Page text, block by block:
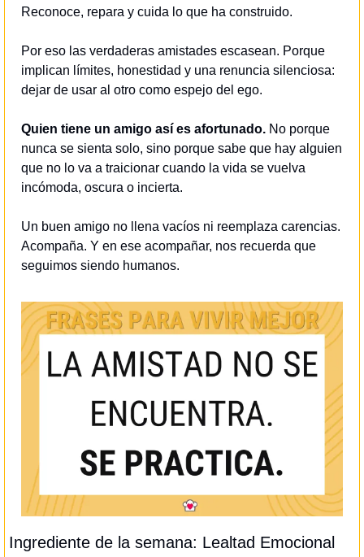
Reconoce, repara y cuida lo que ha construido.
Por eso las verdaderas amistades escasean. Porque
implican límites, honestidad y una renuncia silenciosa:
dejar de usar al otro como espejo del ego.
Quien tiene un amigo así es afortunado. No porque
nunca se sienta solo, sino porque sabe que hay alguien
que no lo va a traicionar cuando la vida se vuelva
incómoda, oscura o incierta.
Un buen amigo no llena vacíos ni reemplaza carencias.
Acompaña. Y en ese acompañar, nos recuerda que
seguimos siendo humanos.
Ingrediente de la semana: Lealtad Emocional